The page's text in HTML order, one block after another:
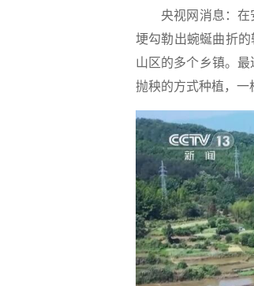
央视网消息：在安
埂勾勒出蜿蜒曲折
山区的多个乡镇。
抛秧的方式种植，一